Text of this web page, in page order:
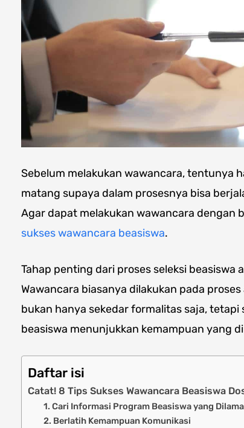
Sebelum melakukan wawancara, tentunya
matang supaya dalam prosesnya bisa
Agar dapat melakukan wawancara dengan
sukses wawancara beasiswa.
Tahap penting dari proses seleksi beasiswa
Wawancara biasanya dilakukan pada
bukan hanya sekedar formalitas saja,
beasiswa menunjukkan kemampuan yang
Daftar isi
Catat! 8 Tips Sukses Wawancara Beasiswa
1. Cari Informasi Program Beasiswa yang
2. Berlatih Kemampuan Komunikasi